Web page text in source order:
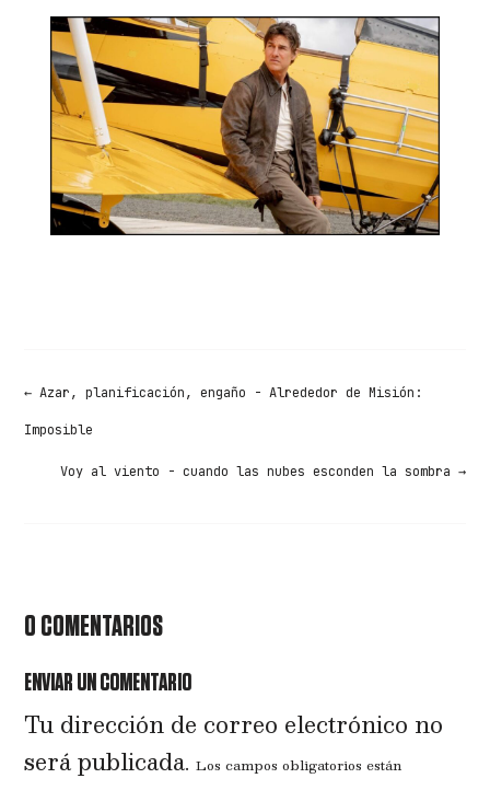
←Azar, planificación, engaño - Alrededor de Misión:
Imposible
Voy al viento - cuando las nubes esconden la sombra →
0 COMENTARIOS
ENVIAR UN COMENTARIO
Tu dirección de correo electrónico no
será publicada. Los campos obligatorios están